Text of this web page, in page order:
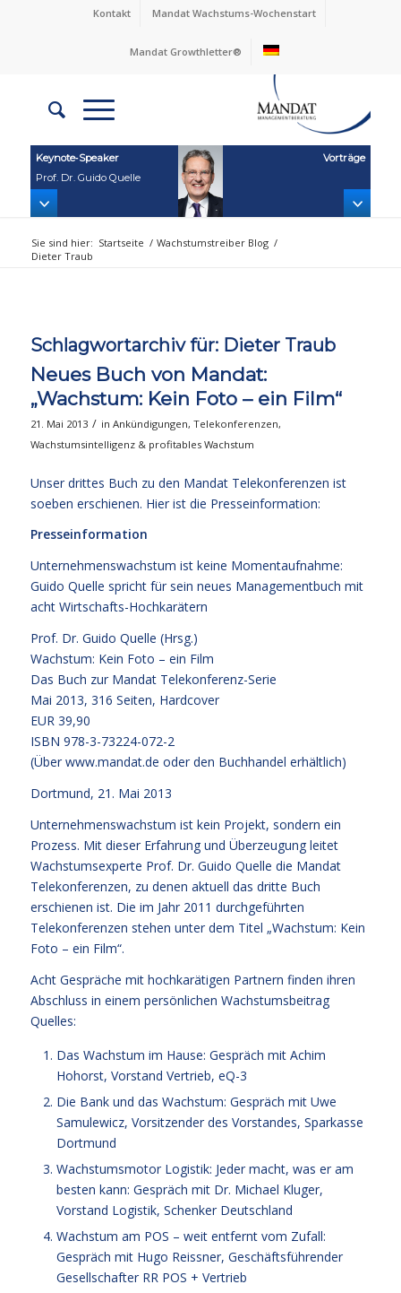
Kontakt Mandat Wachstums-Wochenstart
Mandat Growthletter®
Keynote‑Speaker
Prof. Dr. Guido Quelle
Vorträge
Sie sind hier: Startseite / Wachstumstreiber Blog /
Dieter Traub
Schlagwortarchiv für: Dieter Traub
Neues Buch von Mandat:
„Wachstum: Kein Foto – ein Film“
21. Mai 2013 / in Ankündigungen, Telekonferenzen,
Wachstumsintelligenz & profitables Wachstum
Unser drittes Buch zu den Mandat Telekonferenzen ist
soeben erschienen. Hier ist die Presseinformation:
Presseinformation
Unternehmenswachstum ist keine Momentaufnahme:
Guido Quelle spricht für sein neues Managementbuch mit
acht Wirtschafts-Hochkarätern
Prof. Dr. Guido Quelle (Hrsg.)
Wachstum: Kein Foto – ein Film
Das Buch zur Mandat Telekonferenz-Serie
Mai 2013, 316 Seiten, Hardcover
EUR 39,90
ISBN 978-3-73224-072-2
(Über www.mandat.de oder den Buchhandel erhältlich)
Dortmund, 21. Mai 2013
Unternehmenswachstum ist kein Projekt, sondern ein
Prozess. Mit dieser Erfahrung und Überzeugung leitet
Wachstumsexperte Prof. Dr. Guido Quelle die Mandat
Telekonferenzen, zu denen aktuell das dritte Buch
erschienen ist. Die im Jahr 2011 durchgeführten
Telekonferenzen stehen unter dem Titel „Wachstum: Kein
Foto – ein Film“.
Acht Gespräche mit hochkarätigen Partnern finden ihren
Abschluss in einem persönlichen Wachstumsbeitrag
Quelles:
Das Wachstum im Hause: Gespräch mit Achim
Hohorst, Vorstand Vertrieb, eQ-3
Die Bank und das Wachstum: Gespräch mit Uwe
Samulewicz, Vorsitzender des Vorstandes, Sparkasse
Dortmund
Wachstumsmotor Logistik: Jeder macht, was er am
besten kann: Gespräch mit Dr. Michael Kluger,
Vorstand Logistik, Schenker Deutschland
Wachstum am POS – weit entfernt vom Zufall:
Gespräch mit Hugo Reissner, Geschäftsführender
Gesellschafter RR POS + Vertrieb